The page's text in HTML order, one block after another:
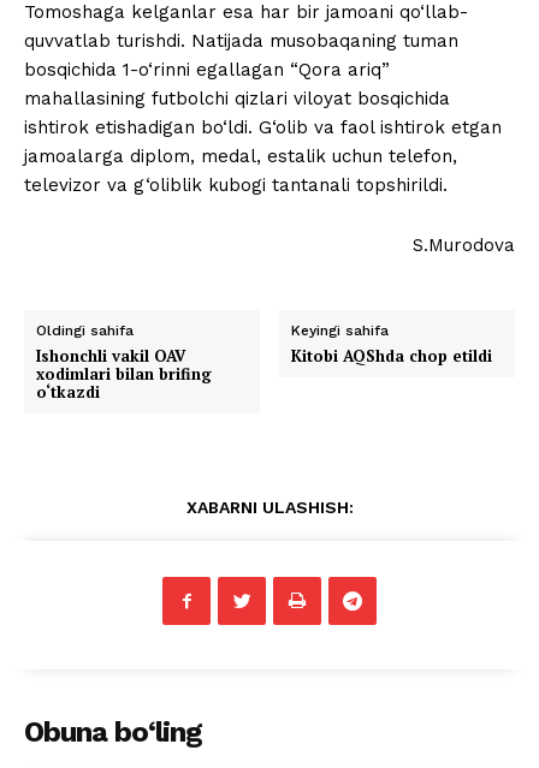
Tomoshaga kelganlar esa har bir jamoani qo‘llab-
quvvatlab turishdi. Natijada musobaqaning tuman
bosqichida 1-o‘rinni egallagan “Qora ariq”
mahallasining futbolchi qizlari viloyat bosqichida
ishtirok etishadigan bo‘ldi. G‘olib va faol ishtirok etgan
jamoalarga diplom, medal, estalik uchun telefon,
televizor va g‘oliblik kubogi tantanali topshirildi.
S.Murodova
Oldingi sahifa
Ishonchli vakil OAV
xodimlari bilan brifing
o‘tkazdi
Keyingi sahifa
Kitobi AQShda chop etildi
XABARNI ULASHISH:
Obuna bo‘ling